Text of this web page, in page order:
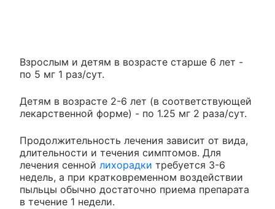
Взрослым и детям в возрасте старше 6 лет -
по 5 мг 1 раз/сут.
Детям в возрасте 2-6 лет (в соответствующей
лекарственной форме) - по 1.25 мг 2 раза/сут.
Продолжительность лечения зависит от вида,
длительности и течения симптомов. Для
лечения сенной лихорадки требуется 3-6
недель, а при кратковременном воздействии
пыльцы обычно достаточно приема препарата
в течение 1 недели.